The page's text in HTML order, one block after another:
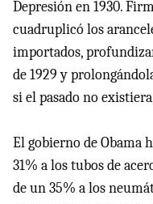
Depresión en 1930.
cuadruplicó los
importados,
de 1929 y
si el pasado no
El gobierno de Obama
31% a los tubos de
de un 35% a los